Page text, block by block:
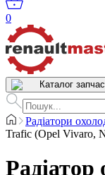
0
Каталог
Радіатори
Trafic (Opel Vivaro,
Радіатор